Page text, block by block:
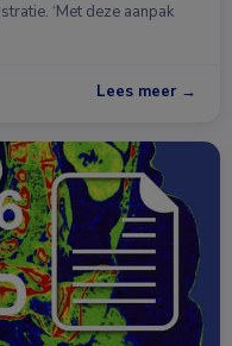
‘Met deze aanpak
Lees meer →